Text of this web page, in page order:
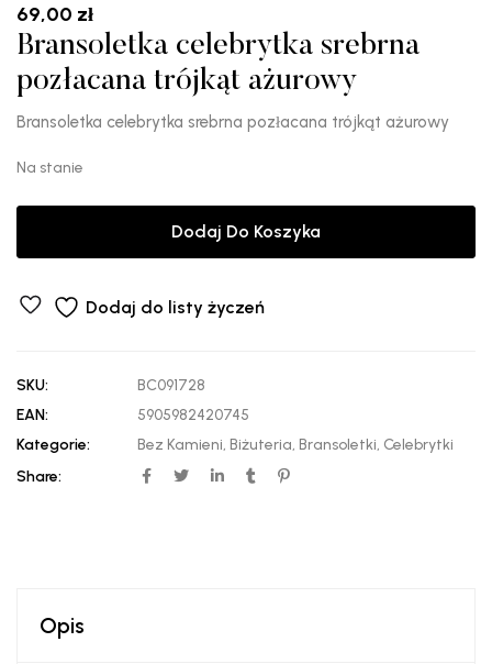
69,00 zł
Bransoletka celebrytka srebrna
pozłacana trójkąt ażurowy
Bransoletka celebrytka srebrna pozłacana trójkąt ażurowy
Na stanie
Dodaj Do Koszyka
Dodaj do listy życzeń
SKU:
BC091728
EAN:
5905982420745
Kategorie:
Bez Kamieni, Biżuteria, Bransoletki, Celebrytki
Share:
Opis